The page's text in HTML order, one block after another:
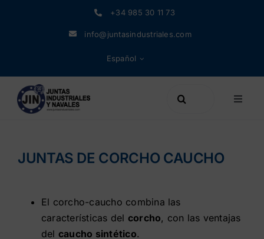
+34 985 30 11 73
info@juntasindustriales.com
Español
Toggle
Empresa
JUNTAS DE CORCHO CAUCHO
El corcho-caucho combina las
características del corcho, con las ventajas
del caucho sintético.